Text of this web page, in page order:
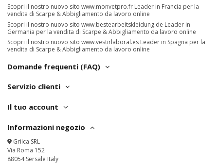
Scopri il nostro nuovo sito www.monvetpro.fr Leader in Francia per la
vendita di Scarpe & Abbigliamento da lavoro online
Scopri il nostro nuovo sito www.bestearbeitskleidung.de Leader in
Germania per la vendita di Scarpe & Abbigliamento da lavoro online
Scopri il nostro nuovo sito www.vestirlaboral.es Leader in Spagna per la
vendita di Scarpe & Abbigliamento da lavoro online
Domande frequenti (FAQ)
Servizio clienti
Il tuo account
Informazioni negozio
Grilca SRL
Via Roma 152
88054 Sersale Italy